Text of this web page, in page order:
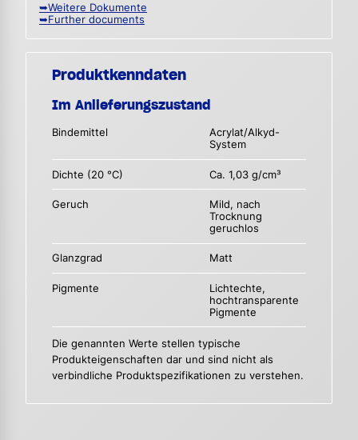
➥Weitere Dokumente
➥Further documents
Produktkenndaten
Im Anlieferungszustand
Bindemittel
Acrylat/Alkyd-
System
Dichte (20 °C) Ca. 1,03 g/cm³
Geruch
Mild, nach
Trocknung
geruchlos
Glanzgrad Matt
Pigmente
Lichtechte,
hochtransparente
Pigmente
Die genannten Werte stellen typische
Produkteigenschaften dar und sind nicht als
verbindliche Produktspezifikationen zu verstehen.